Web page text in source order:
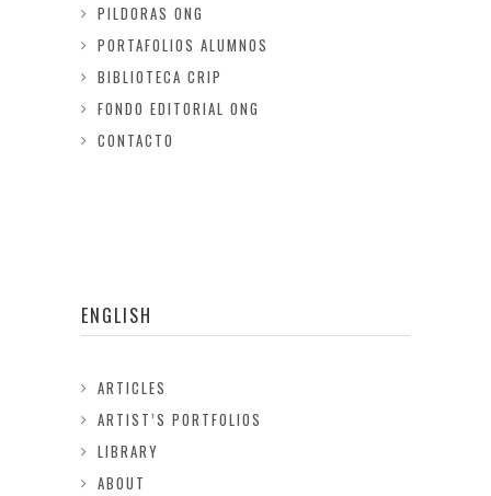
PILDORAS ONG
PORTAFOLIOS ALUMNOS
BIBLIOTECA CRIP
FONDO EDITORIAL ONG
CONTACTO
ENGLISH
ARTICLES
ARTIST’S PORTFOLIOS
LIBRARY
ABOUT